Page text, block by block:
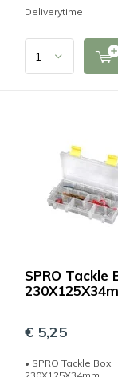
Deliverytime
SPRO Tackle
€ 5,25
• SPRO Tackle Box